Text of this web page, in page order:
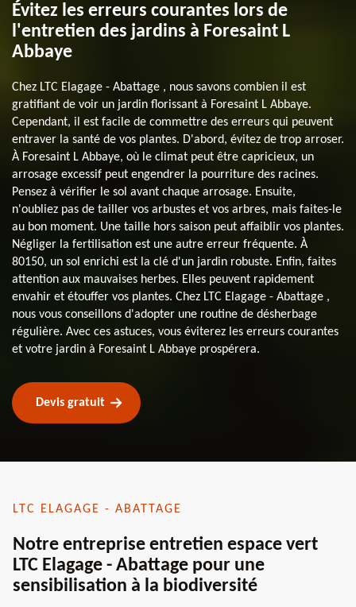
Évitez les erreurs courantes lors de
l'entretien des jardins à Foresaint L
Abbaye
Chez LTC Elagage - Abattage , nous savons combien il est
gratifiant de voir un jardin florissant à Foresaint L Abbaye.
Cependant, il est facile de commettre des erreurs qui peuvent
entraver la santé de vos plantes. D'abord, évitez de trop arroser.
À Foresaint L Abbaye, où le climat peut être capricieux, un
arrosage excessif peut engendrer la pourriture des racines.
Pensez à vérifier le sol avant chaque arrosage. Ensuite,
n'oubliez pas de tailler vos arbustes et vos arbres, mais faites-le
au bon moment. Une taille hors saison peut affaiblir vos plantes.
Négliger la fertilisation est une autre erreur fréquente. À
80150, un sol enrichi est la clé d'un jardin robuste. Enfin, faites
attention aux mauvaises herbes. Elles peuvent rapidement
envahir et étouffer vos plantes. Chez LTC Elagage - Abattage ,
nous vous conseillons d'adopter une routine de désherbage
régulière. Avec ces astuces, vous éviterez les erreurs courantes
et votre jardin à Foresaint L Abbaye prospérera.
Devis gratuit
LTC ELAGAGE - ABATTAGE
Notre entreprise entretien espace vert
LTC Elagage - Abattage pour une
sensibilisation à la biodiversité